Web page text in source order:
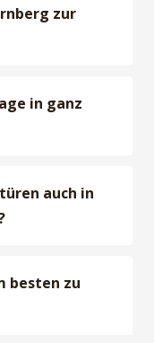
zur
in ganz
auch in
besten zu